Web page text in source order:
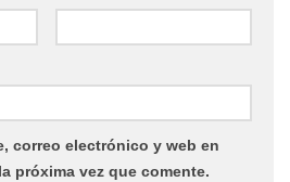
correo electrónico y web en
próxima vez que comente.